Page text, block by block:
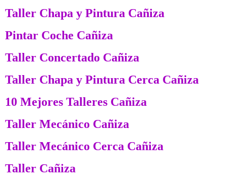
Taller Chapa y Pintura Cañiza
Pintar Coche Cañiza
Taller Concertado Cañiza
Taller Chapa y Pintura Cerca Cañiza
10 Mejores Talleres Cañiza
Taller Mecánico Cañiza
Taller Mecánico Cerca Cañiza
Taller Cañiza